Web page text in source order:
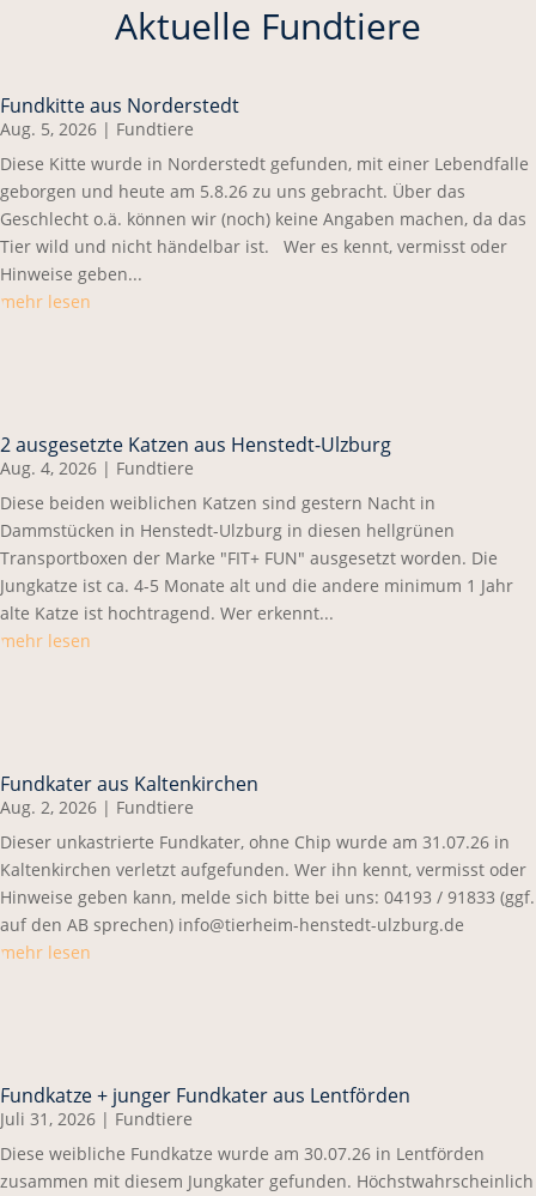
Aktuelle Fundtiere
Fundkitte aus Norderstedt
Aug. 5, 2026 | Fundtiere
Diese Kitte wurde in Norderstedt gefunden, mit einer Lebendfalle
geborgen und heute am 5.8.26 zu uns gebracht. Über das
Geschlecht o.ä. können wir (noch) keine Angaben machen, da das
Tier wild und nicht händelbar ist. Wer es kennt, vermisst oder
Hinweise geben...
mehr lesen
2 ausgesetzte Katzen aus Henstedt-Ulzburg
Aug. 4, 2026 | Fundtiere
Diese beiden weiblichen Katzen sind gestern Nacht in
Dammstücken in Henstedt-Ulzburg in diesen hellgrünen
Transportboxen der Marke "FIT+ FUN" ausgesetzt worden. Die
Jungkatze ist ca. 4-5 Monate alt und die andere minimum 1 Jahr
alte Katze ist hochtragend. Wer erkennt...
mehr lesen
Fundkater aus Kaltenkirchen
Aug. 2, 2026 | Fundtiere
Dieser unkastrierte Fundkater, ohne Chip wurde am 31.07.26 in
Kaltenkirchen verletzt aufgefunden. Wer ihn kennt, vermisst oder
Hinweise geben kann, melde sich bitte bei uns: 04193 / 91833 (ggf.
auf den AB sprechen) info@tierheim-henstedt-ulzburg.de
mehr lesen
Fundkatze + junger Fundkater aus Lentförden
Juli 31, 2026 | Fundtiere
Diese weibliche Fundkatze wurde am 30.07.26 in Lentförden
zusammen mit diesem Jungkater gefunden. Höchstwahrscheinlich